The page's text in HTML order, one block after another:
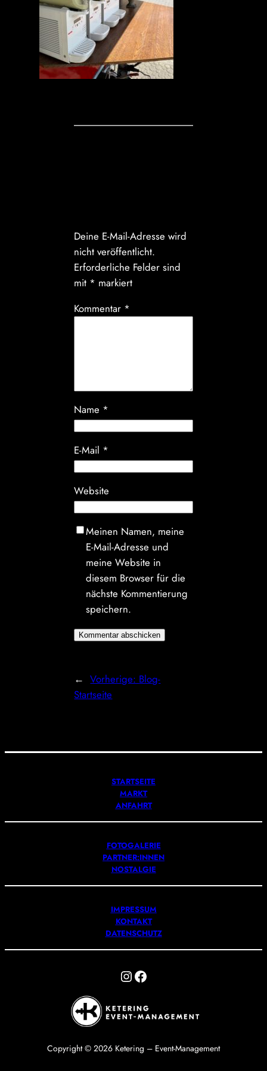
Deine E-Mail-Adresse wird
nicht veröffentlicht.
Erforderliche Felder sind
mit * markiert
Kommentar *
Name *
E-Mail *
Website
Meinen Namen, meine
E-Mail-Adresse und
meine Website in
diesem Browser für die
nächste Kommentierung
speichern.
← Vorherige: Blog-
Startseite
STARTSEITE
MARKT
ANFAHRT
FOTOGALERIE
PARTNER:INNEN
NOSTALGIE
IMPRESSUM
KONTAKT
DATENSCHUTZ
Instagram Facebook
Copyright © 2026 Ketering – Event-Management